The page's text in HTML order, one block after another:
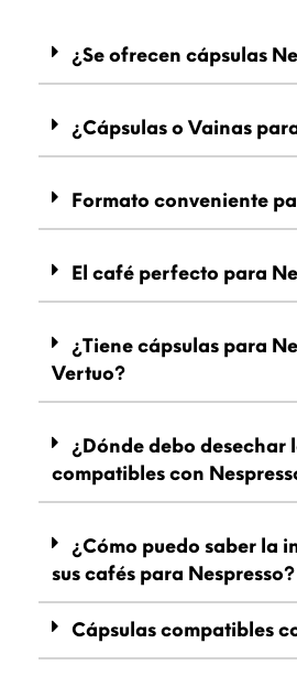
¿Se ofrecen cápsulas
¿Cápsulas o Vainas
Formato conveniente
El café perfecto para
¿Tiene cápsulas para
Vertuo?
¿Dónde debo desechar
compatibles con
¿Cómo puedo saber la
sus cafés para Nespresso?
Cápsulas compatibles